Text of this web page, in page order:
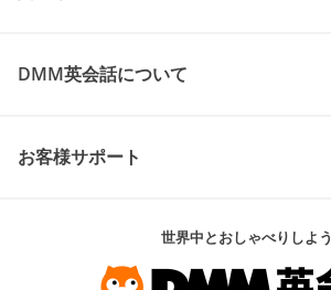
DMM英会話について
お客様サポート
世界中とおしゃべりしよう